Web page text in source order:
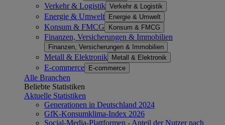
Verkehr & Logistik Verkehr & Logistik
Energie & Umwelt Energie & Umwelt
Konsum & FMCG Konsum & FMCG
Finanzen, Versicherungen & Immobilien
Finanzen, Versicherungen & Immobilien
Metall & Elektronik Metall & Elektronik
E-commerce E-commerce
Alle Branchen
Beliebte Statistiken
Aktuelle Statistiken
Generationen in Deutschland 2024
GfK-Konsumklima-Index 2026
Social-Media-Plattformen - Anteil der Nutzer nach